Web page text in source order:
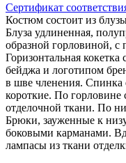
Сертификат
Костюм состоит из
Блуза удлиненная,
образной горловиной, с
Горизонтальная
бейджа и логотипом
в шве членения. Спинка
короткие. По горловине
отделочной ткани. По
Брюки, зауженные к
боковыми карманами.
лампасы из ткани